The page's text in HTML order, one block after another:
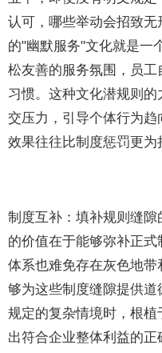
认可，哪些举动会招致无
的"幽默服务"文化就是
松友善的服务氛围，员
习惯。这种文化潜规则
交压力，引导个体行为
效果往往比制度惩罚更为
制度互补：填补规则缝
的价值在于能够弥补正
体系也难免存在灰色地
够为这些制度缝隙提供
规定的复杂情境时，根
出符合企业整体利益的